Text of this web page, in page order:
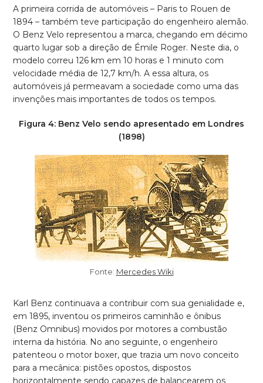
A primeira corrida de automóveis – Paris to Rouen de
1894 – também teve participação do engenheiro alemão.
O Benz Velo representou a marca, chegando em décimo
quarto lugar sob a direção de Émile Roger. Neste dia, o
modelo correu 126 km em 10 horas e 1 minuto com
velocidade média de 12,7 km/h. A essa altura, os
automóveis já permeavam a sociedade como uma das
invenções mais importantes de todos os tempos.
Figura 4: Benz Velo sendo apresentado em Londres
(1898)
Fonte: Mercedes Wiki
Karl Benz continuava a contribuir com sua genialidade e,
em 1895, inventou os primeiros caminhão e ônibus
(Benz Omnibus) movidos por motores a combustão
interna da história. No ano seguinte, o engenheiro
patenteou o motor boxer, que trazia um novo conceito
para a mecânica: pistões opostos, dispostos
horizontalmente sendo capazes de balancearem os